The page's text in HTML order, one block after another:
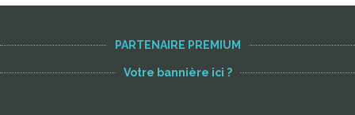
PARTENAIRE PREMIUM
Votre bannière ici ?